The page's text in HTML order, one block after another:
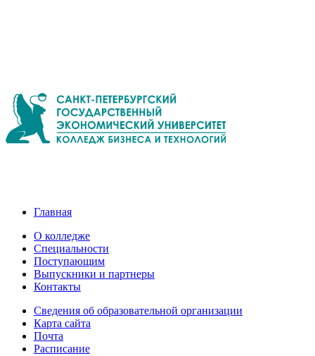
Главная
О колледже
Специальности
Поступающим
Выпускники и партнеры
Контакты
Сведения об образовательной организации
Карта сайта
Почта
Расписание